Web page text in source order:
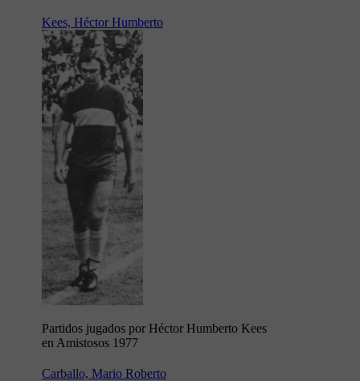
Kees, Héctor Humberto
Partidos jugados por Héctor Humberto Kees
en Amistosos 1977
Carballo, Mario Roberto